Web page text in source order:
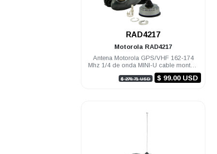
RAD4217
Motorola RAD4217
Antena Motorola GPS/VHF 162-174
Mhz 1/4 de onda MINI-U cable montaje
y conectores DGM8000e DGM8000
$ 270.71 USD $ 99.00 USD